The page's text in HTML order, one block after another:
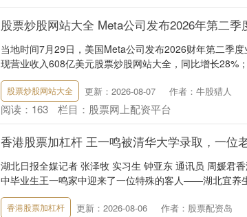
股票炒股网站大全 Meta公司发布2026年第二
当地时间7月29日，美国Meta公司发布2026财年第二季
现营业收入608亿美元股票炒股网站大全，同比增长28%
股票炒股网站大全 更新：2026-08-07 作者：牛股猎人
阅读： 163 栏目： 股票网上配资平台
香港股票加杠杆 王一鸣被清华大学录取，一位
湖北日报全媒记者 张泽牧 实习生 钟亚东 通讯员 周媛君
中毕业生王一鸣家中迎来了一位特殊的客人——湖北宜养
香港股票加杠杆 更新：2026-08-06 作者：股票配资岛